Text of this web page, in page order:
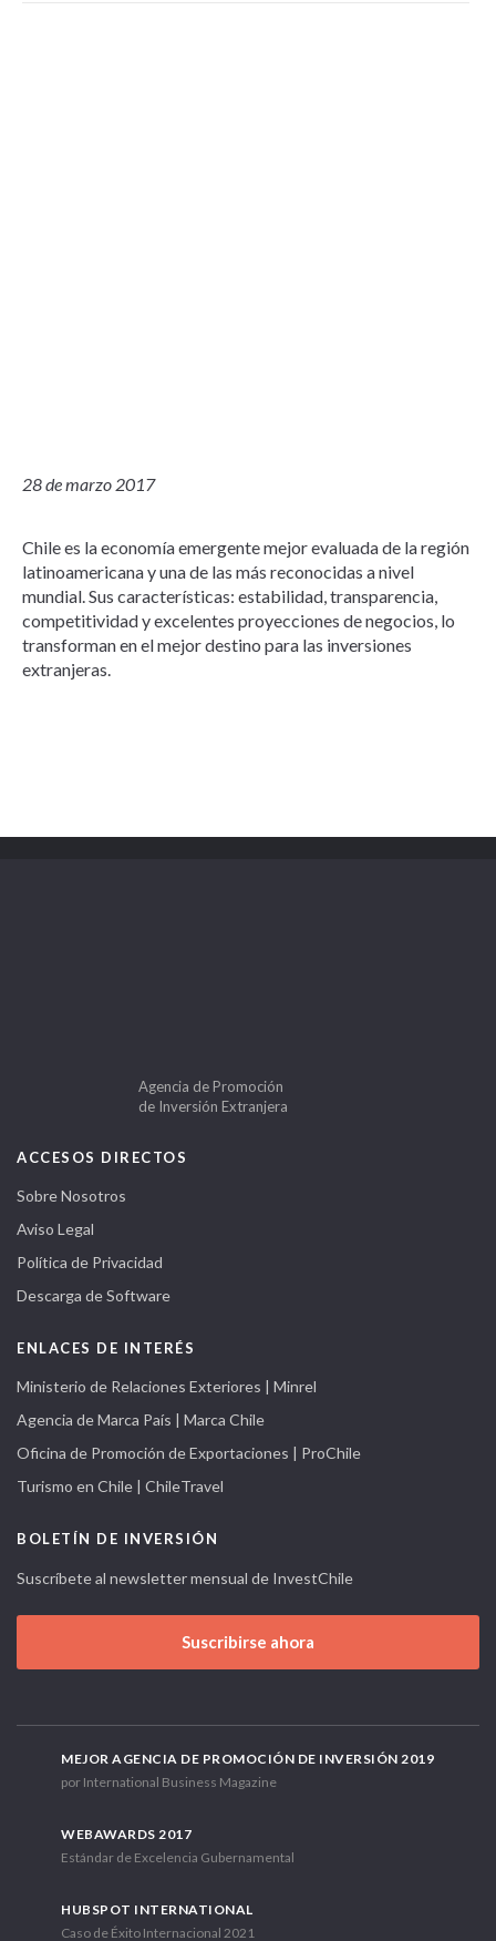
28 de marzo 2017
Chile es la economía emergente mejor evaluada de la región
latinoamericana y una de las más reconocidas a nivel
mundial. Sus características: estabilidad, transparencia,
competitividad y excelentes proyecciones de negocios, lo
transforman en el mejor destino para las inversiones
extranjeras.
Agencia de Promoción
de Inversión Extranjera
ACCESOS DIRECTOS
Sobre Nosotros
Aviso Legal
Política de Privacidad
Descarga de Software
ENLACES DE INTERÉS
Ministerio de Relaciones Exteriores | Minrel
Agencia de Marca País | Marca Chile
Oficina de Promoción de Exportaciones | ProChile
Turismo en Chile | ChileTravel
BOLETÍN DE INVERSIÓN
Suscríbete al newsletter mensual de InvestChile
Suscribirse ahora
MEJOR AGENCIA DE PROMOCIÓN DE INVERSIÓN 2019
por International Business Magazine
WEBAWARDS 2017
Estándar de Excelencia Gubernamental
HUBSPOT INTERNATIONAL
Caso de Éxito Internacional 2021